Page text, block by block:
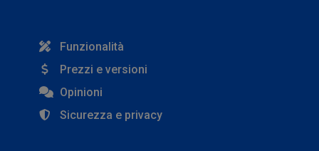
Funzionalità
Prezzi e versioni
Opinioni
Sicurezza e privacy